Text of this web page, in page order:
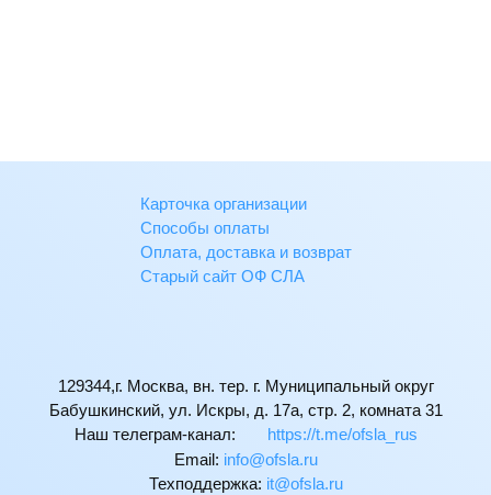
Карточка организации
Способы оплаты
Оплата, доставка и возврат
Старый сайт ОФ СЛА
129344,г. Москва, вн. тер. г. Муниципальный округ
Бабушкинский, ул. Искры, д. 17а, стр. 2, комната 31
Наш телеграм-канал:
https://t.me/ofsla_rus
Email: ur.alsfo@ofni
Техподдержка: ur.alsfo@ti